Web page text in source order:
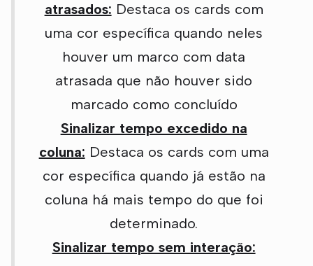
atrasados: Destaca os cards com
uma cor específica quando neles
houver um marco com data
atrasada que não houver sido
marcado como concluído
Sinalizar tempo excedido na
coluna: Destaca os cards com uma
cor específica quando já estão na
coluna há mais tempo do que foi
determinado.
Sinalizar tempo sem interação: